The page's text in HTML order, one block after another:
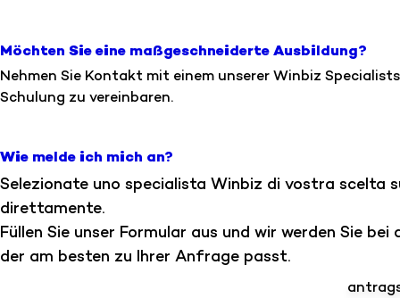
Möchten Sie eine maßgeschneiderte Ausbildung?
Nehmen Sie Kontakt mit einem unserer Winbiz
Schulung zu vereinbaren.
Wie melde ich mich an?
Selezionate uno specialista Winbiz di vostra scelta
direttamente.
Füllen Sie unser Formular aus und wir werden Sie
der am besten zu Ihrer Anfrage passt.